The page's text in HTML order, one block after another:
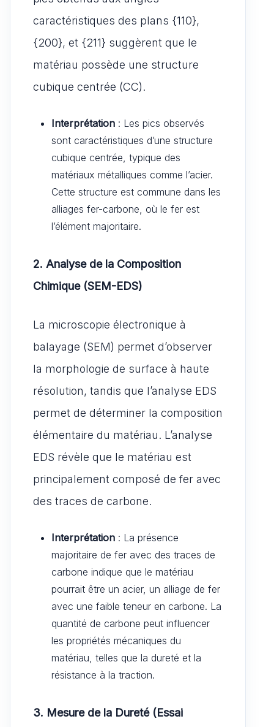
caractéristiques des plans {110},
{200}, et {211} suggèrent que le
matériau possède une structure
cubique centrée (CC).
Interprétation : Les pics observés
sont caractéristiques d’une structure
cubique centrée, typique des
matériaux métalliques comme l’acier.
Cette structure est commune dans les
alliages fer-carbone, où le fer est
l’élément majoritaire.
2. Analyse de la Composition
Chimique (SEM-EDS)
La microscopie électronique à
balayage (SEM) permet d’observer
la morphologie de surface à haute
résolution, tandis que l’analyse EDS
permet de déterminer la composition
élémentaire du matériau. L’analyse
EDS révèle que le matériau est
principalement composé de fer avec
des traces de carbone.
Interprétation : La présence
majoritaire de fer avec des traces de
carbone indique que le matériau
pourrait être un acier, un alliage de fer
avec une faible teneur en carbone. La
quantité de carbone peut influencer
les propriétés mécaniques du
matériau, telles que la dureté et la
résistance à la traction.
3. Mesure de la Dureté (Essai